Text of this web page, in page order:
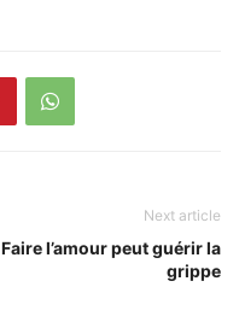
Next article
Faire l’amour peut guérir la
grippe